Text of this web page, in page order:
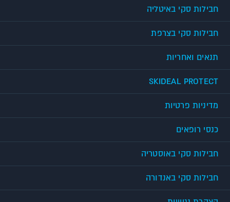
חבילות סקי באיטליה
חבילות סקי בצרפת
תנאים ואחריות
SKIDEAL PROTECT
מדיניות פרטיות
כנסי רופאים
חבילות סקי באוסטריה
חבילות סקי באנדורה